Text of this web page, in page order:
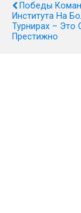
Победы
Института На
Турнирах – Это
Престижно